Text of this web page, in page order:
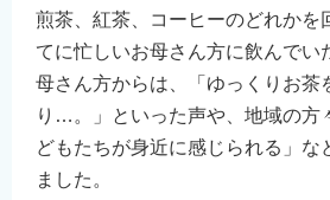
煎茶、紅茶、コーヒーのどれかを
てに忙しいお母さん方に飲んでい
母さん方からは、「ゆっくりお茶
り…。」といった声や、地域の方
どもたちが身近に感じられる」な
ました。